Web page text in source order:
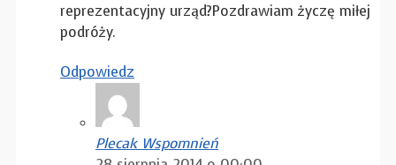
reprezentacyjny urząd?Pozdrawiam życzę miłej
podróży.
Odpowiedz
Plecak Wspomnień